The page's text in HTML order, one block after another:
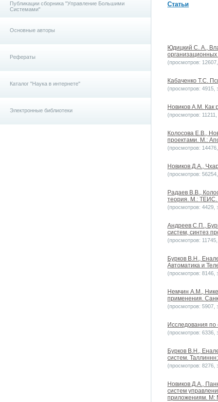
Публикации сборника "Управление Большими
Системами"
Основные авторы
Рефераты
Каталог "Наука в интернете"
Электронные библиотеки
Статьи
Юдицкий С. А.,
(просмотров:
Кабаченко Т.С.
(просмотров: 4915,
Новиков А.М. Как
(просмотров:
Колосова Е.В.,
проектами. М.:
(просмотров:
Новиков Д.А.,
(просмотров:
Радаев В.В.,
теория. М.: ТЕИС.
(просмотров: 4429,
Андреев С.П.,
систем, синтез
(просмотров:
Бурков B.H.,
Автоматика и
(просмотров: 8146,
Немчин А.М.,
применения.
(просмотров: 5907,
Исследования
(просмотров: 6336,
Бурков B.H.,
систем.
(просмотров: 8276,
Новиков Д.А.,
систем
приложениям. М: